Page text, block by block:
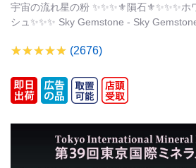
宇宙の流れ星の粉 ✨✨✨⚜隕石⚜✨✨✨ホ
シュ✨✨✨ Sky Gemstone - Sky
(2676)